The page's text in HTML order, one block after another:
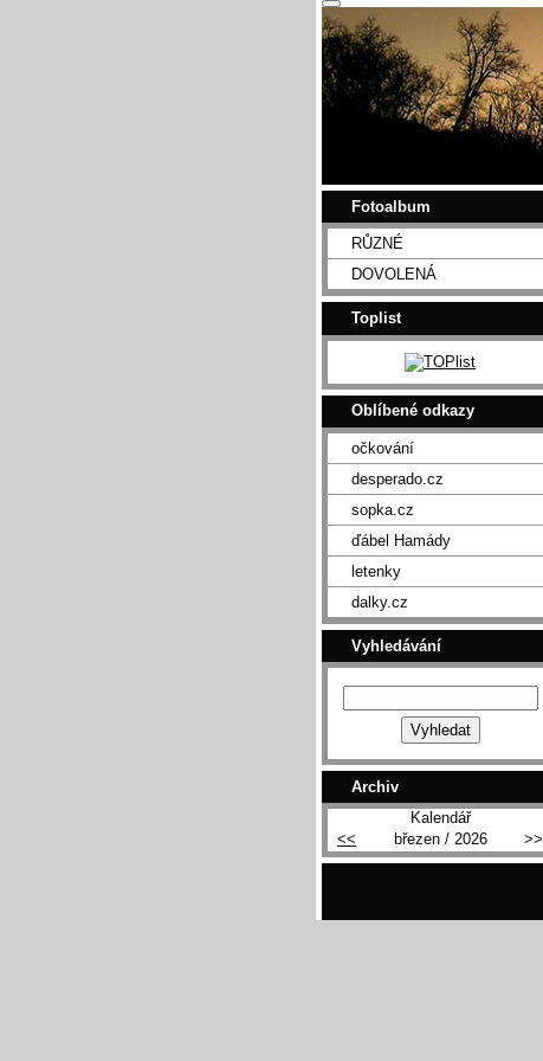
Fotoalbum
RŮZNÉ
DOVOLENÁ
Toplist
Oblíbené odkazy
očkování
desperado.cz
sopka.cz
ďábel Hamády
letenky
dalky.cz
Vyhledávání
Archiv
Kalendář
<<
březen / 2026 >>